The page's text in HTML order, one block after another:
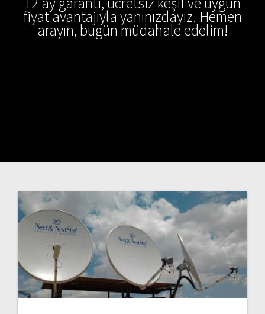
fiyat avantajıyla yanınızdayız. Hemen
arayın, bugün müdahale edelim!